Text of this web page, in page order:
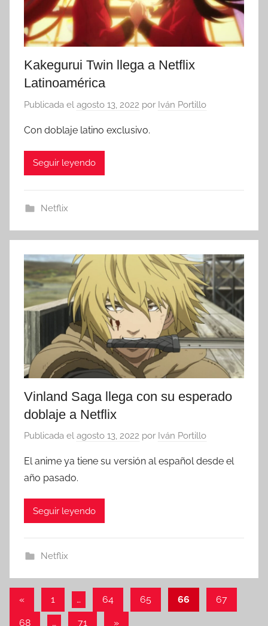
Kakegurui Twin llega a Netflix
Latinoamérica
Publicada el agosto 13, 2022 por Iván Portillo
Con doblaje latino exclusivo.
Seguir leyendo
Netflix
Vinland Saga llega con su esperado
doblaje a Netflix
Publicada el agosto 13, 2022 por Iván Portillo
El anime ya tiene su versión al español desde el
año pasado.
Seguir leyendo
Netflix
Paginación
de
«Entradas
anteriores
1 … 64 65 66 67
68 … 71 Entradas
»